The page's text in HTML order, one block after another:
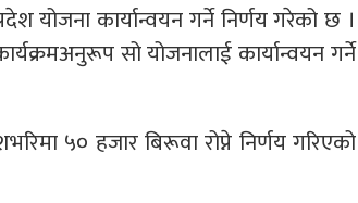
योजना कार्यान्वयन गर्ने निर्णय गरेको छ ।
सो योजनालाई कार्यान्वयन गर्ने
५० हजार बिरूवा रोप्ने निर्णय गरिएको